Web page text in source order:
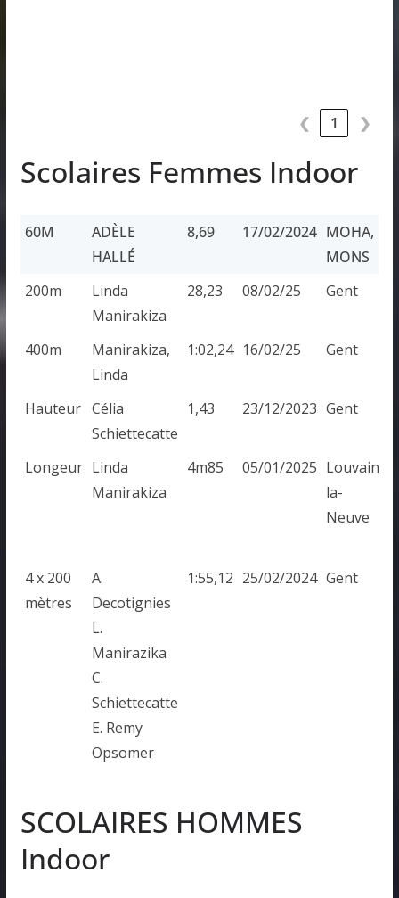
❮ 1 ❯
Scolaires Femmes Indoor
60M
ADÈLE
HALLÉ
8,69 17/02/2024 MOHA,
MONS
60M
ADÈLE
HALLÉ
8,69 17/02/2024
MOHA,
200m
Linda
Manirakiza
28,23 08/02/25 Gent
400m
Manirakiza,
Linda
1:02,24 16/02/25 Gent
Hauteur Célia
Schiettecatte
1,43 23/12/2023 Gent
Longeur Linda
Manirakiza
4m85 05/01/2025 Louvain-
la-
Neuve
4 x 200
mètres
A.
Decotignies
L.
Manirazika
C.
Schiettecatte
E. Remy
Opsomer
1:55,12 25/02/2024 Gent
SCOLAIRES HOMMES
Indoor